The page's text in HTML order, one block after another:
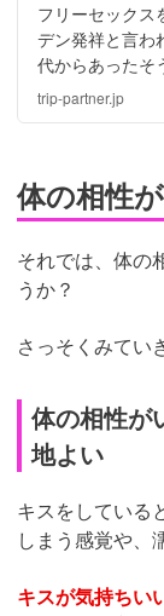
フリーセックス
デン発祥と言わ
代からあったそ
ーセックスでも
ックスの意味
trip-partner.jp
体の相性
それでは、体の
うか？
さっそくみてい
体の相性が
地よい
キスをしている
しまう感覚や、
キスが気持ちい